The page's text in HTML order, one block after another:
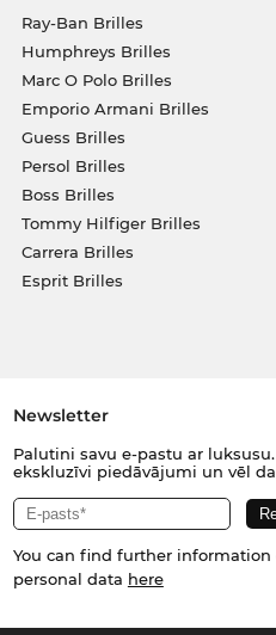
Ray-Ban Brilles
Humphreys Brilles
Marc O Polo Brilles
Emporio Armani Brilles
Guess Brilles
Persol Brilles
Boss Brilles
Tommy Hilfiger Brilles
Carrera Brilles
Esprit Brilles
Newsletter
Palutini savu e-pastu ar
ekskluzīvi piedāvājumi un vēl
You can find further
personal data here